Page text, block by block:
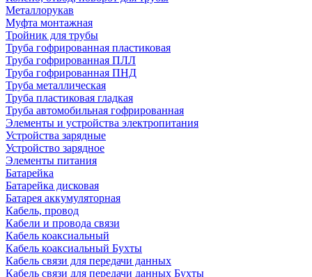
Металлорукав
Муфта монтажная
Тройник для трубы
Труба гофрированная пластиковая
Труба гофрированная ПЛЛ
Труба гофрированная ПНД
Труба металлическая
Труба пластиковая гладкая
Труба автомобильная гофрированная
Элементы и устройства электропитания
Устройства зарядные
Устройство зарядное
Элементы питания
Батарейка
Батарейка дисковая
Батарея аккумуляторная
Кабель, провод
Кабели и провода связи
Кабель коаксиальный
Кабель коаксиальный Бухты
Кабель связи для передачи данных
Кабель связи для передачи данных Бухты